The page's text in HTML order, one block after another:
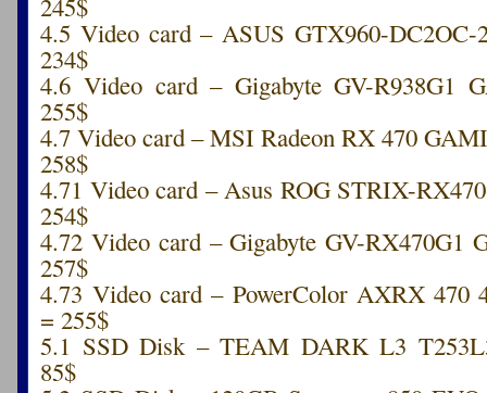
4.5 Video card – ASUS GTX960-
234$
4.6 Video card – Gigabyte GV-R938G1
255$
4.7 Video card – MSI Radeon RX 470
258$
4.71 Video card – Asus ROG STRIX-
254$
4.72 Video card – Gigabyte GV-RX470G1
257$
4.73 Video card – PowerColor AXRX 470
= 255$
5.1 SSD Disk – TEAM DARK L3
85$